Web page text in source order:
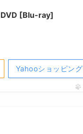
[Blu-ray]
Yahooショッピング